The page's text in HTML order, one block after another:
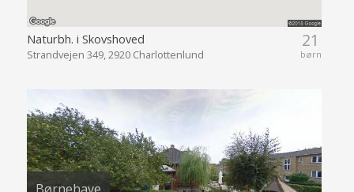
21
børn
Naturbh. i Skovshoved
Strandvejen 349, 2920 Charlottenlund